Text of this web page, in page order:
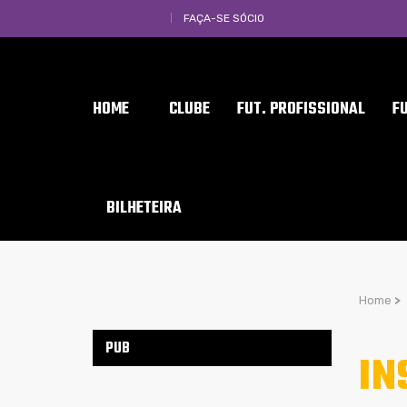
FAÇA-SE SÓCIO
HOME CLUBE FUT. PROFISSIONAL
BILHETEIRA
Home >
PUB